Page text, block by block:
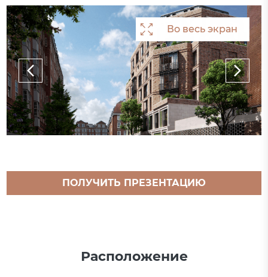
Во весь экран
Во весь экран
Во весь экран
Во весь экран
ПОЛУЧИТЬ ПРЕЗЕНТАЦИЮ
Расположение